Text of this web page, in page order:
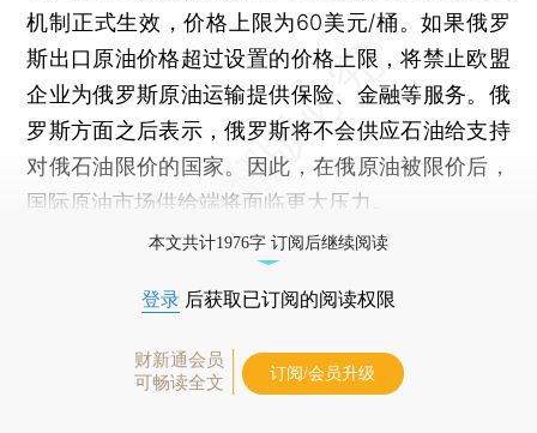
机制正式生效，价格上限为60美元/桶。如果俄罗
斯出口原油价格超过设置的价格上限，将禁止欧盟
企业为俄罗斯原油运输提供保险、金融等服务。俄
罗斯方面之后表示，俄罗斯将不会供应石油给支持
对俄石油限价的国家。因此，在俄原油被限价后，
国际原油市场供给端将面临更大压力。
本文共计1976字 订阅后继续阅读
登录 后获取已订阅的阅读权限
财新通会员
可畅读全文
订阅/会员升级